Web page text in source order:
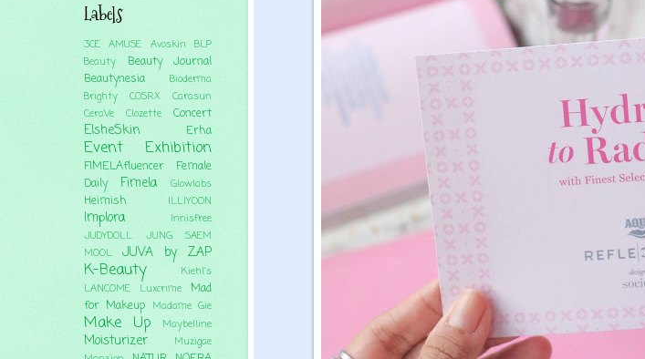
Labels
3CE AMUSE Avoskin BLP
Beauty
Beauty Journal
Beautynesia
Bioderma
Brighty
COSRX
Carasun
CeraVe
Clozette Concert
ElsheSkin Erha
Event Exhibition
FIMELAfluencer
Female
Daily
Fimela Glowlabs
Heimish ILLIYOON
Implora
Innisfree
JUDYDOLL
JUNG SAEM
MOOL
JUVA by ZAP
K-Beauty
Kiehl's
LANCOME
Luxcrime
Mad
for Makeup Madame Gie
Make Up Maybelline
Moisturizer
Muzigae